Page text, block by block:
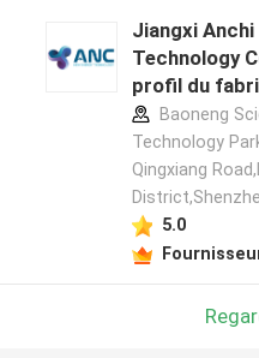
Jiangxi Anchi
Technology
profil du
Baoneng
Technology
Qingxiang
5.0